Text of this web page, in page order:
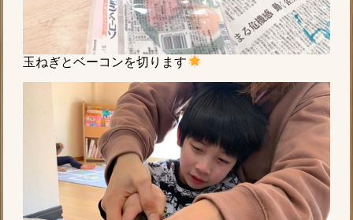
玉ねぎとベーコンを切ります